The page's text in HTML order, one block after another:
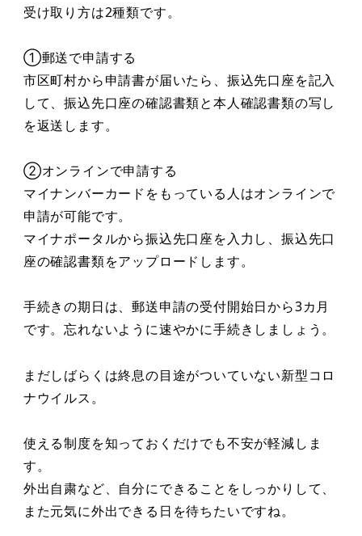
受け取り方は2種類です。
①郵送で申請する
市区町村から申請書が届いたら、振込先口座を記入
して、振込先口座の確認書類と本人確認書類の写し
を返送します。
②オンラインで申請する
マイナンバーカードをもっている人はオンラインで
申請が可能です。
マイナポータルから振込先口座を入力し、振込先口
座の確認書類をアップロードします。
手続きの期日は、郵送申請の受付開始日から3カ月
です。忘れないように速やかに手続きしましょう。
まだしばらくは終息の目途がついていない新型コロ
ナウイルス。
使える制度を知っておくだけでも不安が軽減しま
す。
外出自粛など、自分にできることをしっかりして、
また元気に外出できる日を待ちたいですね。